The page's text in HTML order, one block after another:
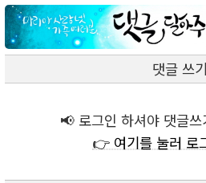
댓글 쓰기
📢 로그인 하셔야 댓글
👉 여기를 눌러 로